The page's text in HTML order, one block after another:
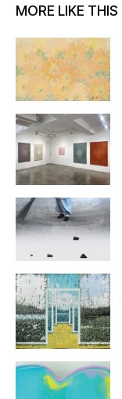
MORE LIKE THIS